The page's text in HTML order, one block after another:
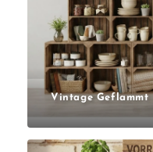
Vintage Geflammt